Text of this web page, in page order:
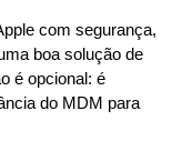
com segurança,
boa solução de
é opcional: é
do MDM para